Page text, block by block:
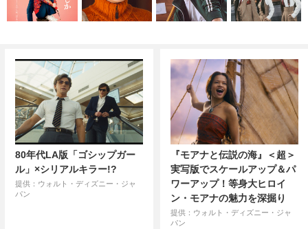
80年代LA版「ゴシップガー
ル」×シリアルキラー!?
提供：ウォルト・ディズニー・ジャ
パン
『モアナと伝説の海』＜超＞
実写版でスケールアップ＆パ
ワーアップ！等身大ヒロイ
ン・モアナの魅力を深掘り
提供：ウォルト・ディズニー・ジャ
パン